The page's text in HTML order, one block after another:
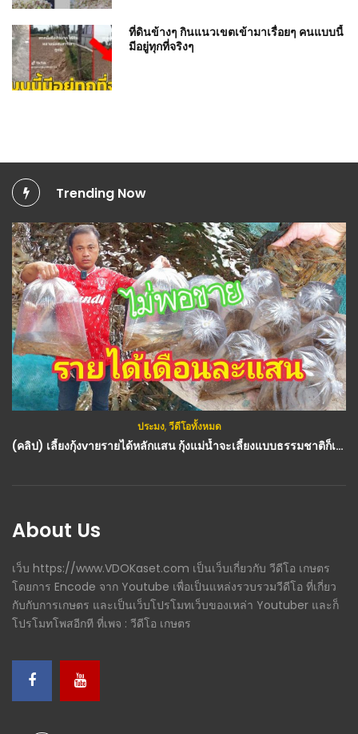
ที่ดินข้างๆ กินแนวเขตเข้ามาเรื่อยๆ คนแบบนี้
มีอยู่ทุกที่จริงๆ
Trending Now
ประมง,วีดีโอทั้งหมด
(คลิป) เลี้ยงกุ้งvายรายได้หลักแสน กุ้งแม่น้ำจะเลี้ยงแบบธรรมชาติก็เลี้ยงง่ายโตเร็ว : วีดีโอ เกษตร
About Us
เว็บ https://www.VDOKaset.com เป็นเว็บเกี่ยวกับ วีดีโอ เกษตร
โดยการ Encode จาก Youtube เพื่อเป็นแหล่งรวบรวมวีดีโอ ที่เกี่ยว
กับกับการเกษตร และเป็นเว็บโปรโมทเว็บของเหล่า Youtuber และก็
โปรโมทโพสอีกที ที่เพจ : วีดีโอ เกษตร